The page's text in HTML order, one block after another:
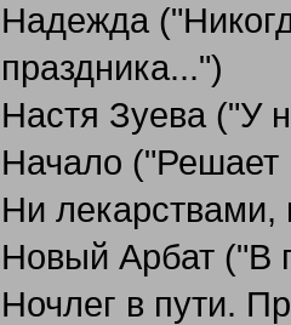
Надежда
праздника...")
Настя Зуева ("У
Начало ("Решает
Ни лекарствами,
Новый Арбат ("В
Ночлег в пути.